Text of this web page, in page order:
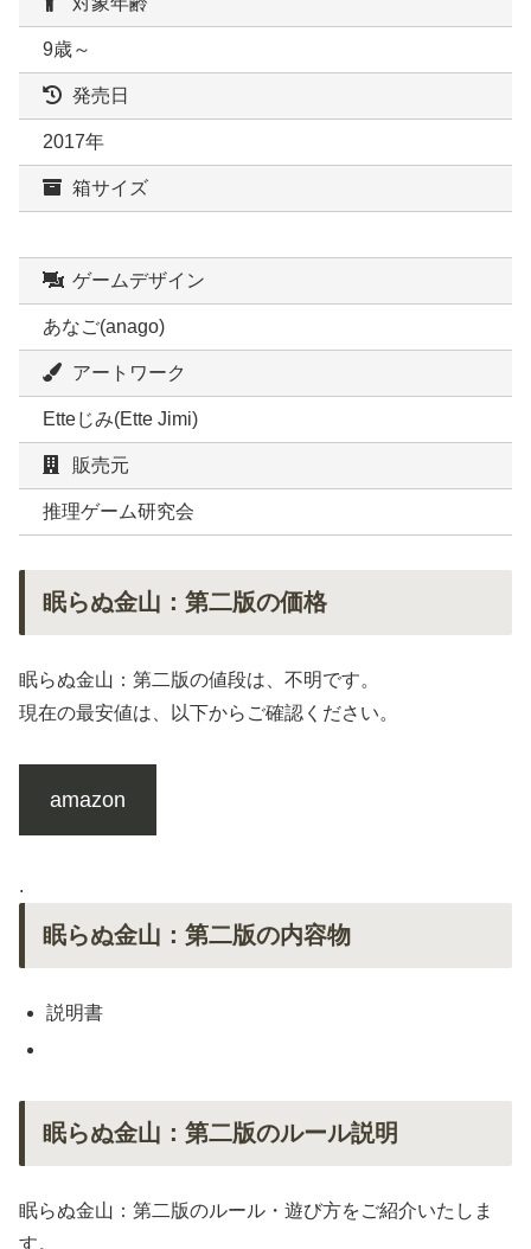
9歳～
発売日
2017年
箱サイズ
ゲームデザイン
あなご(anago)
アートワーク
Etteじみ(Ette Jimi)
販売元
推理ゲーム研究会
眠らぬ金山：第二版の価格
眠らぬ金山：第二版の値段は、不明です。
現在の最安値は、以下からご確認ください。
amazon
.
眠らぬ金山：第二版の内容物
説明書
眠らぬ金山：第二版のルール説明
眠らぬ金山：第二版のルール・遊び方をご紹介いたしま
す。